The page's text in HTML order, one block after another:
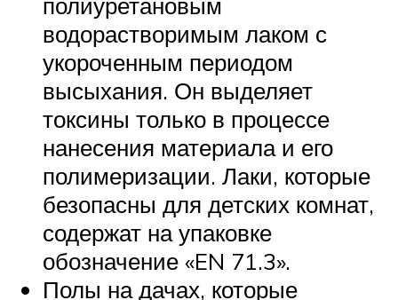
водорастворимым лаком с
укороченным периодом
высыхания. Он выделяет
токсины только в процессе
нанесения материала и его
полимеризации. Лаки, которые
безопасны для детских комнат,
содержат на упаковке
обозначение «EN 71.3».
Полы на дачах, которые